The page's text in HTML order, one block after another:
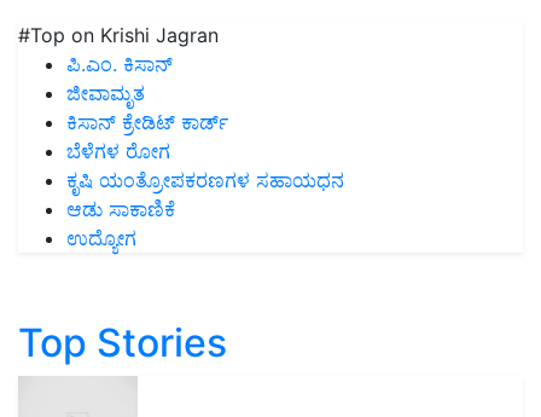
#Top on Krishi Jagran
ಪಿ.ಎಂ. ಕಿಸಾನ್
ಜೀವಾಮೃತ
ಕಿಸಾನ್ ಕ್ರೇಡಿಟ್ ಕಾರ್ಡ್
ಬೆಳೆಗಳ ರೋಗ
ಕೃಷಿ ಯಂತ್ರೋಪಕರಣಗಳ ಸಹಾಯಧನ
ಆಡು ಸಾಕಾಣಿಕೆ
ಉದ್ಯೋಗ
Top Stories